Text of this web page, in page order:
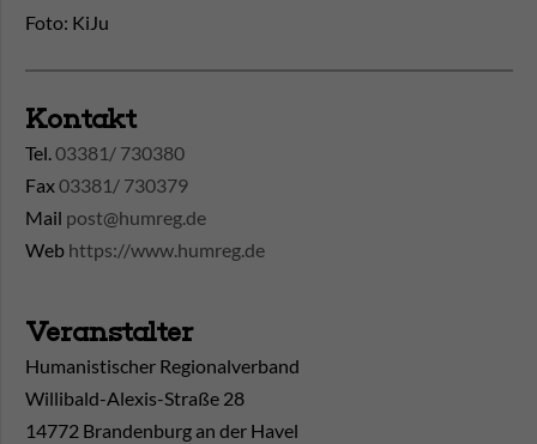
Foto: KiJu
Kontakt
Tel.03381/ 730380
Fax03381/ 730379
Mail post@humreg.de
Web https://www.humreg.de
Veranstalter
Humanistischer Regionalverband
Willibald-Alexis-Straße 28
14772 Brandenburg an der Havel